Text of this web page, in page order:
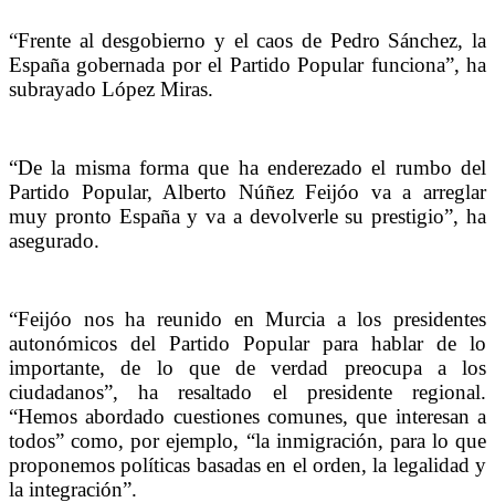
“Frente al desgobierno y el caos de Pedro Sánchez, la
España gobernada por el Partido Popular funciona”, ha
subrayado López Miras.
“De la misma forma que ha enderezado el rumbo del
Partido Popular, Alberto Núñez Feijóo va a arreglar
muy pronto España y va a devolverle su prestigio”, ha
asegurado.
“Feijóo nos ha reunido en Murcia a los presidentes
autonómicos del Partido Popular para hablar de lo
importante, de lo que de verdad preocupa a los
ciudadanos”, ha resaltado el presidente regional.
“Hemos abordado cuestiones comunes, que interesan a
todos” como, por ejemplo, “la inmigración, para lo que
proponemos políticas basadas en el orden, la legalidad y
la integración”.